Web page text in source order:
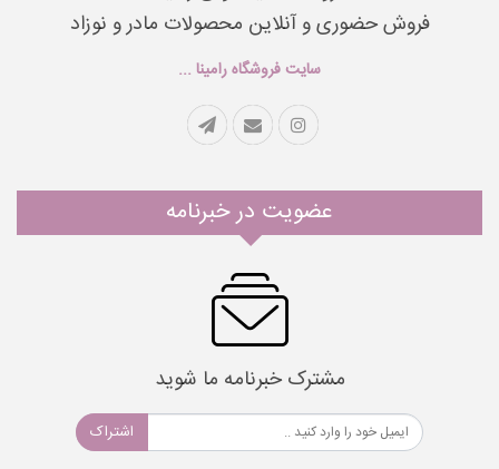
فروش حضوری و آنلاین محصولات مادر و نوزاد
سایت فروشگاه رامینا ...
عضویت در خبرنامه
مشترک خبرنامه ما شوید
اشتراک